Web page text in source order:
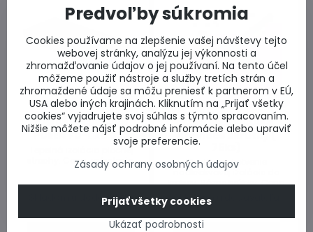
16%
Doprava zdarma
PUREN FD-L λD 022
Tepelná izolácia plochej
strechy. Cena za balenie.
Skladom u dodávateľa
od 95,22 €
16%
Doprava zdarma
Kotviace skrutky (
Skrutky na kotvenie
nadkrokvovej izolácie do
krokiev. Rôzne hrúbky. Cena
Skladom u dodávateľa
od 82,66 €
Predvoľby súkromia
Cookies používame na zlepšenie vašej návštevy tejto
webovej stránky, analýzu jej výkonnosti a
zhromažďovanie údajov o jej používaní. Na tento účel
môžeme použiť nástroje a služby tretích strán a
zhromaždené údaje sa môžu preniesť k partnerom v EÚ,
USA alebo iných krajinách. Kliknutím na „Prijať všetky
cookies“ vyjadrujete svoj súhlas s týmto spracovaním.
Nižšie môžete nájsť podrobné informácie alebo upraviť
svoje preferencie.
Zásady ochrany osobných údajov
Ukázať podrobnosti
Prijať všetky cookies